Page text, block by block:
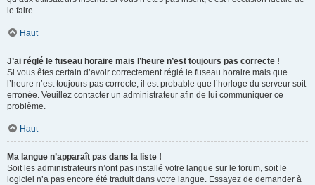
le faire.
Haut
J’ai réglé le fuseau horaire mais l’heure n’est toujours pas correcte !
Si vous êtes certain d’avoir correctement réglé le fuseau horaire mais que
l’heure n’est toujours pas correcte, il est probable que l’horloge du serveur soit
erronée. Veuillez contacter un administrateur afin de lui communiquer ce
problème.
Haut
Ma langue n’apparaît pas dans la liste !
Soit les administrateurs n’ont pas installé votre langue sur le forum, soit le
logiciel n’a pas encore été traduit dans votre langue. Essayez de demander à